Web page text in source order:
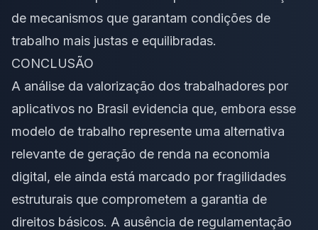
de mecanismos que garantam condições de
trabalho mais justas e equilibradas.
CONCLUSÃO
A análise da valorização dos trabalhadores por
aplicativos no Brasil evidencia que, embora esse
modelo de trabalho represente uma alternativa
relevante de geração de renda na economia
digital, ele ainda está marcado por fragilidades
estruturais que comprometem a garantia de
direitos básicos. A ausência de regulamentação